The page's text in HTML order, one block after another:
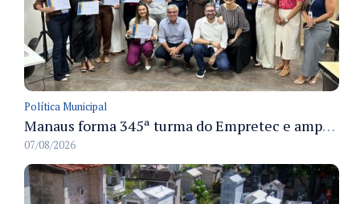
Política Municipal
Manaus forma 345ª turma do Empretec e amplia qualificação de empreendedores na cidade
07/08/2026